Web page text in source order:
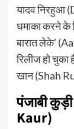
यादव निरहुआ
धमाका करने के
बारात लेके’
रिलीज हो
खान (Shah
पंजाबी
Kaur)